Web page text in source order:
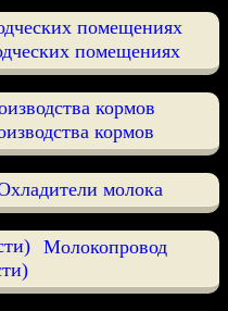
помещениях
кормов
молока
Молокопровод